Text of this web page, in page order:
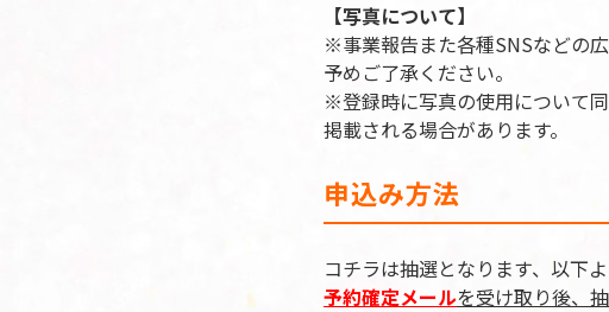
【写真について】
※事業報告また各種SNSなどの
予めご了承ください。
※登録時に写真の使用について
掲載される場合があります。
申込み方法
コチラは抽選となります、以下
予約確定メールを受け取り後、